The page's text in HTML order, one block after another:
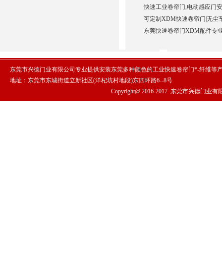
快速工业卷帘门,电动感应门
可定制XDM快速卷帘门|无尘
东莞快速卷帘门XDM配件专
东莞市兴德门业有限公司专业提供安装东莞多种颜色的工业快速卷帘门*-纤维等
地址：东莞市东城街道立新社区(洋杞坑村地段)东四环路6--8号
Copyright@ 2016-2017 东莞市兴德门业有